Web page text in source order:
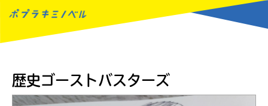
歴史ゴーストバスターズ